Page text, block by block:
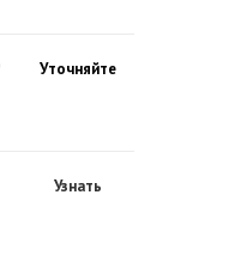
Уточняйте
Узнать